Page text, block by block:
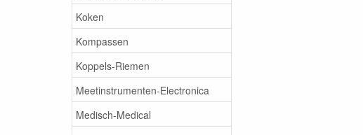
Koken
Kompassen
Koppels-Riemen
Meetinstrumenten-Electronica
Medisch-Medical